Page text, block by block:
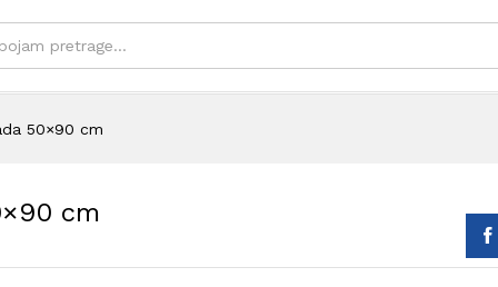
50×90 cm
cm